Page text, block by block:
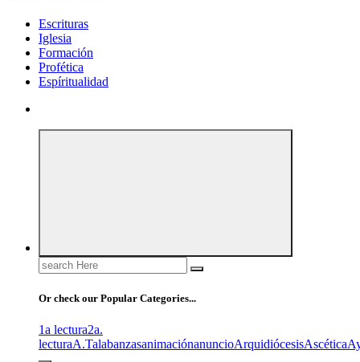
Escrituras
Iglesia
Formación
Profética
Espíritualidad
Search
for:
Or check our Popular Categories...
1a lectura2a.
lecturaA.TalabanzasanimaciónanuncioArquidiócesisAscética